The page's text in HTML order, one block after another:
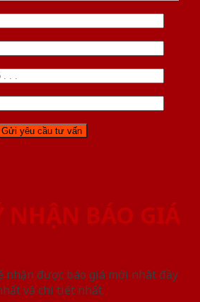
NHẬN BÁO GIÁ
nhận được báo giá mới nhât đầy
và chi tiết nhất.